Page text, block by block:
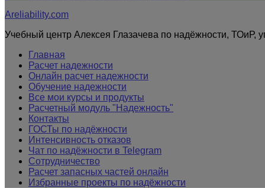
Areliability.com
Учебный центр Алексея Глазачева по надёжности, ТОиР,
Главная
Расчет надежности
Онлайн расчет надежности
Обучение надежности
Все мои курсы и продукты
Расчетный модуль "Надежность"
Контакты
ГОСТы по надёжности
Интенсивность отказов
Чат по надёжности в Telegram
Сотрудничество
Расчет запасных частей онлайн
Избранные проекты по надёжности